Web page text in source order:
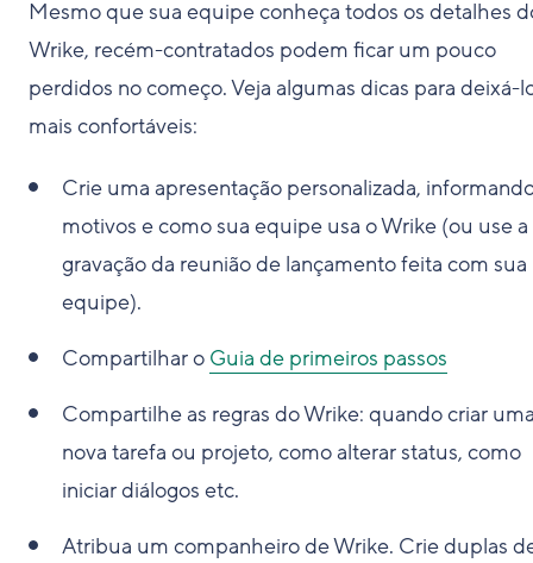
Mesmo que sua equipe conheça todos os detalhes
Wrike, recém-contratados podem ficar um pouco
perdidos no começo. Veja algumas dicas para deixá-
mais confortáveis:
Crie uma apresentação personalizada,
motivos e como sua equipe usa o Wrike (ou use a
gravação da reunião de lançamento feita com sua
equipe).
Compartilhar o Guia de primeiros passos
Compartilhe as regras do Wrike: quando criar
nova tarefa ou projeto, como alterar status, como
iniciar diálogos etc.
Atribua um companheiro de Wrike. Crie duplas